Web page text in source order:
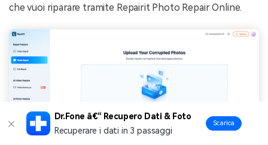
che vuoi riparare tramite Repairit Photo Repair Online.
Dr.Fone â€“ Recupero Dati & Foto
Recuperare i dati in 3 passaggi
Scarica